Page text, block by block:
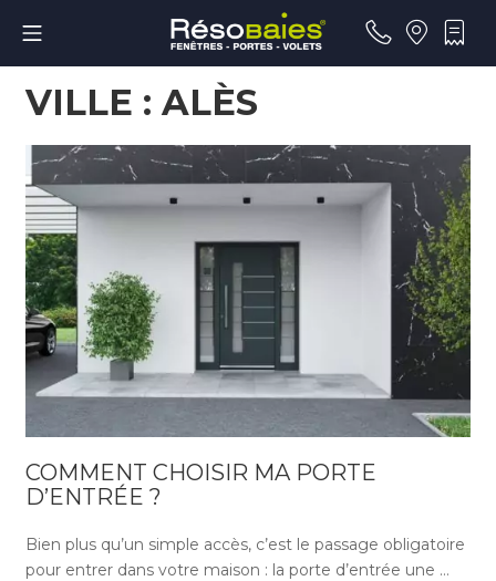
contenu
Menu mobile
RÉSOBAIES
VILLE : ALÈS
COMMENT CHOISIR MA PORTE
D’ENTRÉE ?
Bien plus qu’un simple accès, c’est le passage obligatoire
pour entrer dans votre maison : la porte d’entrée une …